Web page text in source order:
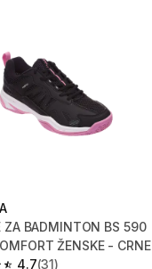
ZA BADMINTON BS 590
ŽENSKE - CRNE
4.7(31)